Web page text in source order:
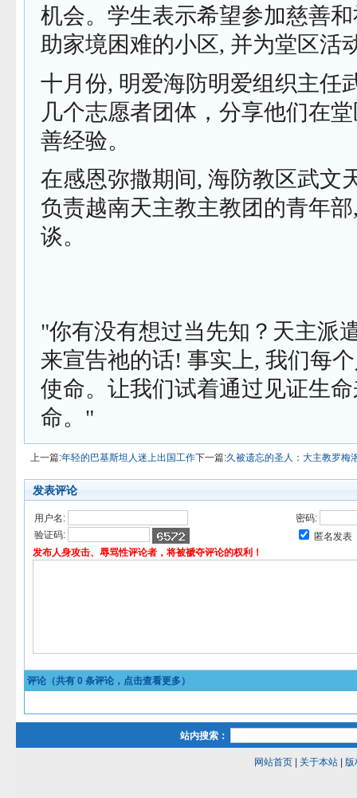
机会。学生表示希望参加慈善
助家境困难的小区, 并为堂区活
十月份, 明爱海防明爱组织主任
几个志愿者团体，分享他们在
善经验。
在感恩弥撒期间, 海防教区武文
负责越南天主教主教团的青年
谈。
"你有没有想过当先知？天主派
来宣告祂的话! 事实上, 我们每
使命。让我们试着通过见证生
命。"
上一篇:年轻的巴基斯坦人迷上出国工作下一篇:久被遗忘的圣人：大主教罗梅
发表评论
用户名:
密码:
验证码:
匿名发表
发布人身攻击、辱骂性评论者，将被褫夺评论的权利！
评论（共有 0 条评论，点击查看更多）
站内搜索：
网站首页| 关于本站| 版